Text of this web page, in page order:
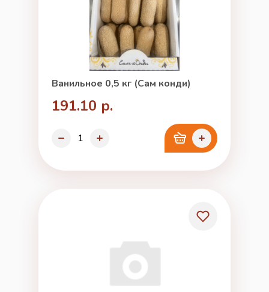
Ванильное 0,5 кг (Сам конди)
191.10 р.